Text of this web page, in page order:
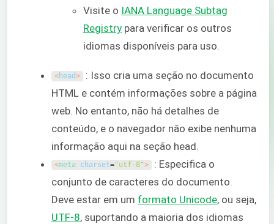
Visite o IANA Language Subtag
Registry para verificar os outros
idiomas disponíveis para uso.
<head> : Isso cria uma seção no documento
HTML e contém informações sobre a página
web. No entanto, não há detalhes de
conteúdo, e o navegador não exibe nenhuma
informação aqui na seção head.
<meta charset="utf-8"> : Especifica o
conjunto de caracteres do documento.
Deve estar em um formato Unicode, ou seja,
UTF-8, suportando a maioria dos idiomas